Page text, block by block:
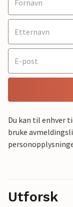
Du kan til enhver
bruke
Utforsk